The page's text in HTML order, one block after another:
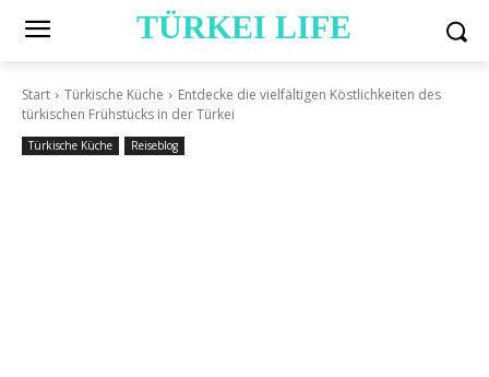
TÜRKEI LIFE
Start Türkische Küche
Entdecke die vielfältigen Köstlichkeiten des
türkischen Frühstücks in der Türkei
Türkische Küche Reiseblog